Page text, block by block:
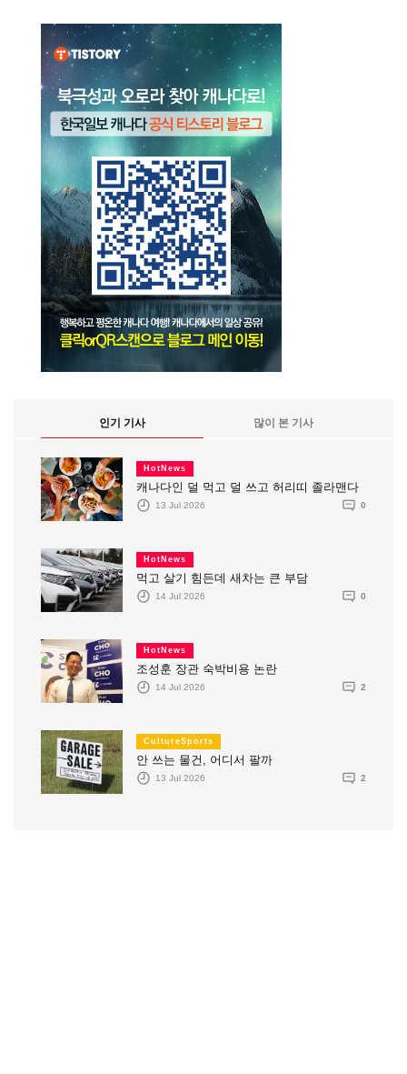
인기 기사 많이 본 기사
HotNews
캐나다인 덜 먹고 덜 쓰고 허리띠 졸라맨다
13 Jul 2026 0
HotNews
먹고 살기 힘든데 새차는 큰 부담
14 Jul 2026 0
HotNews
조성훈 장관 숙박비용 논란
14 Jul 2026 2
CultureSports
안 쓰는 물건, 어디서 팔까
13 Jul 2026 2